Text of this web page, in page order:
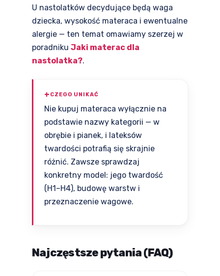
U nastolatków decydujące będą waga
dziecka, wysokość materaca i ewentualne
alergie — ten temat omawiamy szerzej w
poradniku Jaki materac dla
nastolatka?.
CZEGO UNIKAĆ
Nie kupuj materaca wyłącznie na
podstawie nazwy kategorii — w
obrębie i pianek, i lateksów
twardości potrafią się skrajnie
różnić. Zawsze sprawdzaj
konkretny model: jego twardość
(H1–H4), budowę warstw i
przeznaczenie wagowe.
Najczęstsze pytania (FAQ)